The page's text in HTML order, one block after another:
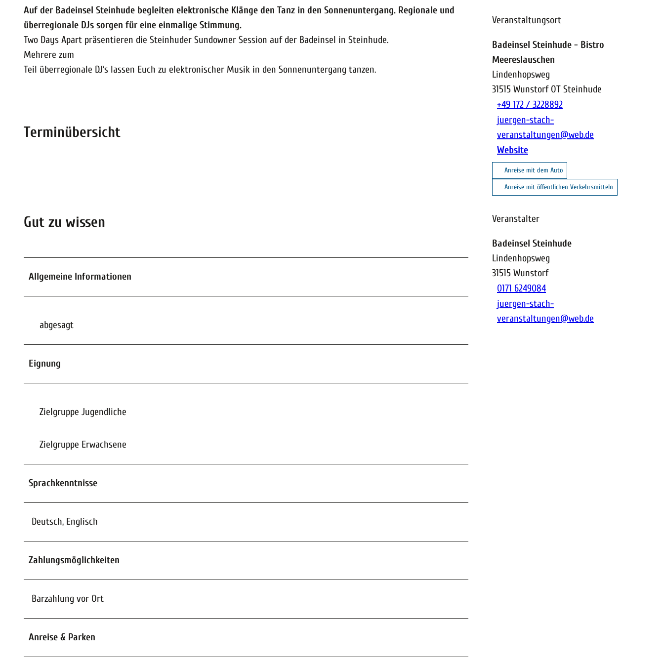
Auf der Badeinsel Steinhude begleiten elektronische Klänge den Tanz in den Sonnenuntergang. Regionale und
überregionale DJs sorgen für eine einmalige Stimmung.
Two Days Apart präsentieren die Steinhuder Sundowner Session auf der Badeinsel in Steinhude.
Mehrere zum
Teil überregionale DJ‘s lassen Euch zu elektronischer Musik in den Sonnenuntergang tanzen.
Terminübersicht
Gut zu wissen
Allgemeine Informationen
abgesagt
Eignung
Zielgruppe Jugendliche
Zielgruppe Erwachsene
Sprachkenntnisse
Deutsch, Englisch
Zahlungsmöglichkeiten
Barzahlung vor Ort
Anreise & Parken
Veranstaltungsort
Badeinsel Steinhude - Bistro
Meereslauschen
Lindenhopsweg
31515 Wunstorf OT Steinhude
+49 172 / 3228892
juergen-stach-
veranstaltungen@web.de
Website
Anreise mit dem Auto
Anreise mit öffentlichen Verkehrsmitteln
Veranstalter
Badeinsel Steinhude
Lindenhopsweg
31515 Wunstorf
0171 6249084
juergen-stach-
veranstaltungen@web.de